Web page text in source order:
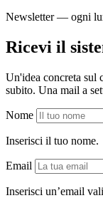
Newsletter — ogni
Ricevi il
Un'idea concreta sul
subito. Una mail a
Nome
Inserisci il tuo nome.
Email
Inserisci un’email